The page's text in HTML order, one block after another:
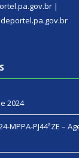
|
2024
MPPA-PJ44ªZE –